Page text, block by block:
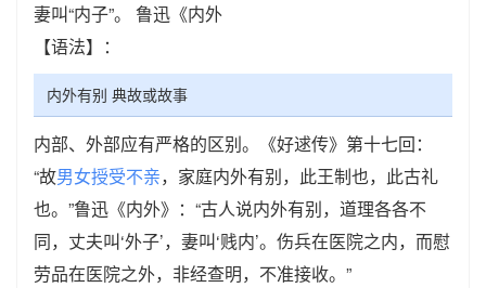
妻叫“内子”。 鲁迅《内外
【语法】：
内外有别 典故或故事
内部、外部应有严格的区别。《好逑传》第十七回：
“故男女授受不亲，家庭内外有别，此王制也，此古礼
也。”鲁迅《内外》：“古人说内外有别，道理各各不
同，丈夫叫‘外子’，妻叫‘贱内’。伤兵在医院之内，而慰
劳品在医院之外，非经查明，不准接收。”